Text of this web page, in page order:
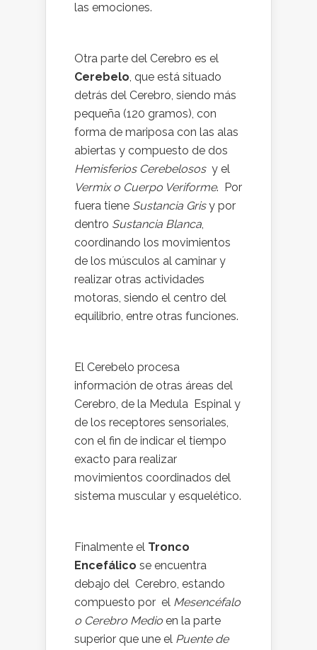
las emociones.
Otra parte del Cerebro es el
Cerebelo, que está situado
detrás del Cerebro, siendo más
pequeña (120 gramos), con
forma de mariposa con las alas
abiertas y compuesto de dos
Hemisferios Cerebelososy el
Vermix o Cuerpo Veriforme. Por
fuera tiene Sustancia Grisy por
dentro Sustancia Blanca,
coordinando los movimientos
de los músculos al caminar y
realizar otras actividades
motoras, siendo el centro del
equilibrio, entre otras funciones.
El Cerebelo procesa
información de otras áreas del
Cerebro, de la Medula Espinal y
de los receptores sensoriales,
con el fin de indicar el tiempo
exacto para realizar
movimientos coordinados del
sistema muscular y esquelético.
Finalmente el Tronco
Encefálico se encuentra
debajo del Cerebro, estando
compuesto por el Mesencéfalo
o Cerebro Medio en la parte
superior que une el Puente de